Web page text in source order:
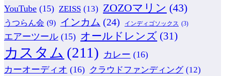
YouTube (15) ZEISS (13) ZOZOマリン (43)
うつらん会 (9) インカム (24) インディゴソックス (3)
エアーツール (15) オールドレンズ (31)
カスタム (211) カレー (16)
カーオーディオ (16) クラウドファンディング (12)